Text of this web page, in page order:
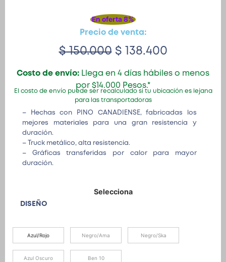
En oferta 8%
Precio de venta:
$150.000 $ 138.400
Costo de envío: Llega en 4 días hábiles o menos
por $14.000 Pesos.*
El costo de envío puede ser recalculado si tu ubicación es lejana
para las transportadoras
– Hechas con PINO CANADIENSE, fabricadas los
mejores materiales para una gran resistencia y
duración.
– Truck metálico, alta resistencia.
– Gráficas transferidas por calor para mayor
duración.
DISEÑO
Azul/Rojo Negro/Ama Negro/Ska
Azul Oscuro Ben 10